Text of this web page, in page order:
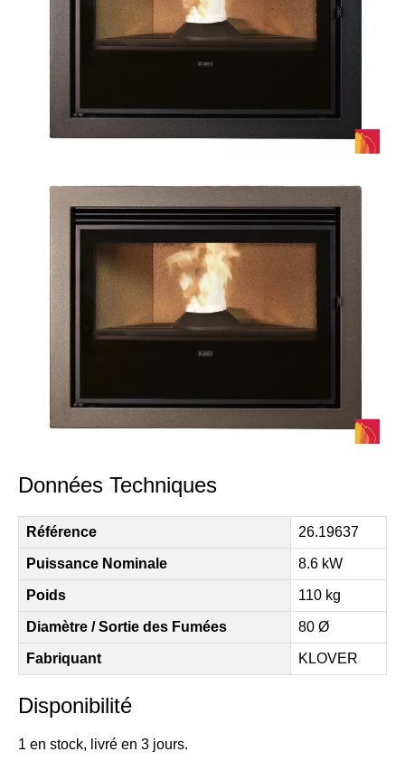
Données Techniques
Référence 26.19637
Puissance Nominale 8.6 kW
Poids 110 kg
Diamètre / Sortie des Fumées 80 Ø
Fabriquant KLOVER
Disponibilité
1 en stock, livré en 3 jours.